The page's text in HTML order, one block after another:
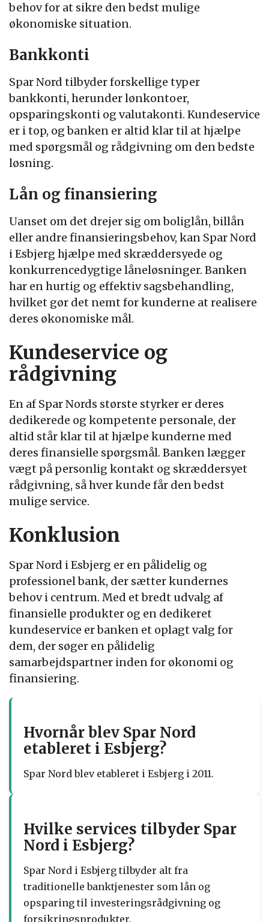
behov for at sikre den bedst mulige
økonomiske situation.
Bankkonti
Spar Nord tilbyder forskellige typer
bankkonti, herunder lønkontoer,
opsparingskonti og valutakonti. Kundeservice
er i top, og banken er altid klar til at hjælpe
med spørgsmål og rådgivning om den bedste
løsning.
Lån og finansiering
Uanset om det drejer sig om boliglån, billån
eller andre finansieringsbehov, kan Spar Nord
i Esbjerg hjælpe med skræddersyede og
konkurrencedygtige låneløsninger. Banken
har en hurtig og effektiv sagsbehandling,
hvilket gør det nemt for kunderne at realisere
deres økonomiske mål.
Kundeservice og
rådgivning
En af Spar Nords største styrker er deres
dedikerede og kompetente personale, der
altid står klar til at hjælpe kunderne med
deres finansielle spørgsmål. Banken lægger
vægt på personlig kontakt og skræddersyet
rådgivning, så hver kunde får den bedst
mulige service.
Konklusion
Spar Nord i Esbjerg er en pålidelig og
professionel bank, der sætter kundernes
behov i centrum. Med et bredt udvalg af
finansielle produkter og en dedikeret
kundeservice er banken et oplagt valg for
dem, der søger en pålidelig
samarbejdspartner inden for økonomi og
finansiering.
Hvornår blev Spar Nord
etableret i Esbjerg?
Spar Nord blev etableret i Esbjerg i 2011.
Hvilke services tilbyder Spar
Nord i Esbjerg?
Spar Nord i Esbjerg tilbyder alt fra
traditionelle banktjenester som lån og
opsparing til investeringsrådgivning og
forsikringsprodukter.